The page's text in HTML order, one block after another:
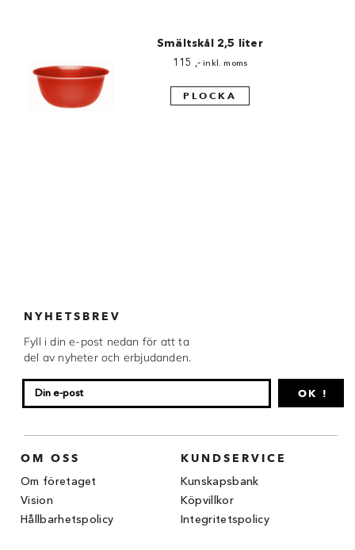
Smältskål 2,5 liter
115 ,- inkl. moms
PLOCKA
NYHETSBREV
Fyll i din e-post nedan för att ta
del av nyheter och erbjudanden.
OK !
OM OSS
Om företaget
Vision
Hållbarhetspolicy
KUNDSERVICE
Kunskapsbank
Köpvillkor
Integritetspolicy